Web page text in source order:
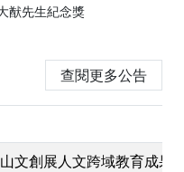
猷先生紀念獎
查閱更多公告
文創展人文跨域教育成果